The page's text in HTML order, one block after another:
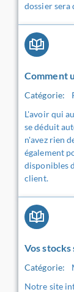
dossier sera
Comment
Catégorie:
L'avoir qui
se déduit
n'avez rien
également
disponibles
client.
Vos
Catégorie:
Notre site